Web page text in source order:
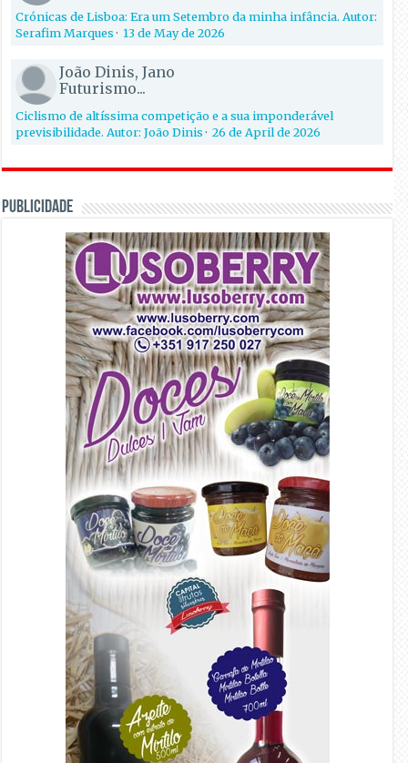
Crónicas de Lisboa: Era um Setembro da minha infância. Autor:
Serafim Marques·13 de May de 2026
João Dinis, Jano
Futurismo...
Ciclismo de altíssima competição e a sua imponderável
previsibilidade. Autor: João Dinis·26 de April de 2026
PUBLICIDADE